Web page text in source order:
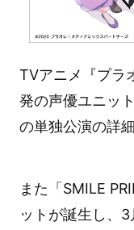
TVアニメ『プラ
発の声優ユニッ
の単独公演の詳
また「SMILE
ットが誕生し、